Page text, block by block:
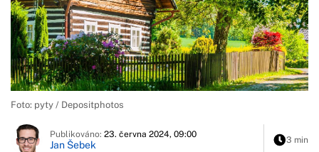
Foto: pyty / Depositphotos
Publikováno: 23. června 2024, 09:00
Jan Šebek 3 min